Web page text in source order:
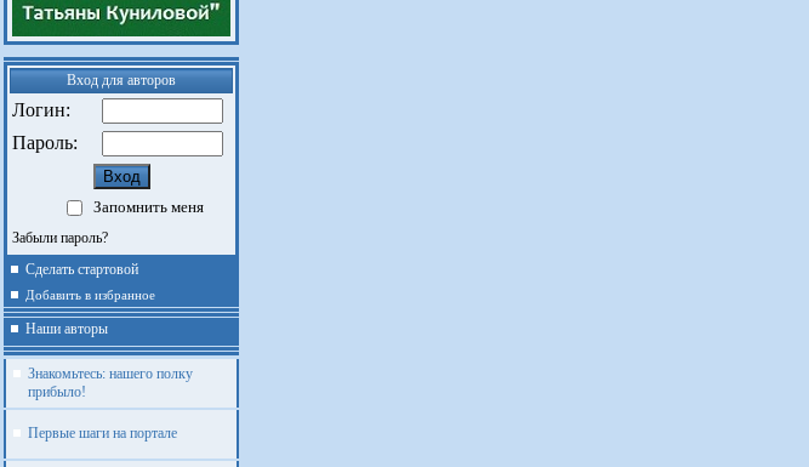
Вход для авторов
Логин:
Пароль:
Запомнить меня
Забыли пароль?
Сделать стартовой
Добавить в избранное
Наши авторы
Знакомьтесь: нашего полку
прибыло!
Первые шаги на портале